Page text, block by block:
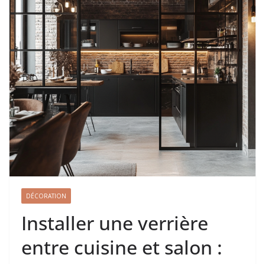
DÉCORATION
Installer une verrière
entre cuisine et salon :